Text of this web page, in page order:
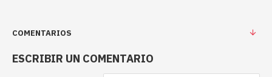
COMENTARIOS
ESCRIBIR UN COMENTARIO